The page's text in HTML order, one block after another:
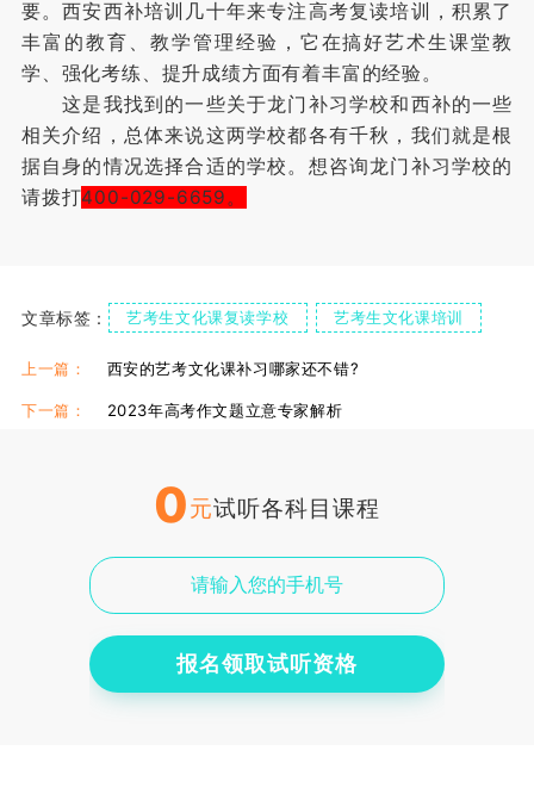
要。西安西补培训几十年来专注高考复读培训，积累了
丰富的教育、教学管理经验，它在搞好艺术生课堂教
学、强化考练、提升成绩方面有着丰富的经验。
这是我找到的一些关于龙门补习学校和西补的一些
相关介绍，总体来说这两学校都各有千秋，我们就是根
据自身的情况选择合适的学校。想咨询龙门补习学校的
请拨打400-029-6659。
文章标签： 艺考生文化课复读学校 艺考生文化课培训
上一篇： 西安的艺考文化课补习哪家还不错?
下一篇： 2023年高考作文题立意专家解析
0元试听各科目课程
报名领取试听资格